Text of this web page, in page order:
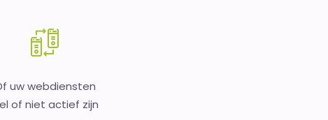
uw webdiensten
of niet actief zijn